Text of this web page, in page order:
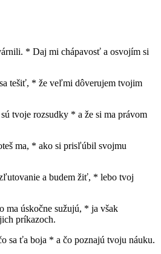
* Daj mi chápavosť a osvojím si
tešiť, * že veľmi dôverujem tvojim
tvoje rozsudky * a že si ma právom
ma, * ako si prisľúbil svojmu
a budem žiť, * lebo tvoj
ma úskočne sužujú, * ja však
príkazoch.
sa ťa boja * a čo poznajú tvoju náuku.